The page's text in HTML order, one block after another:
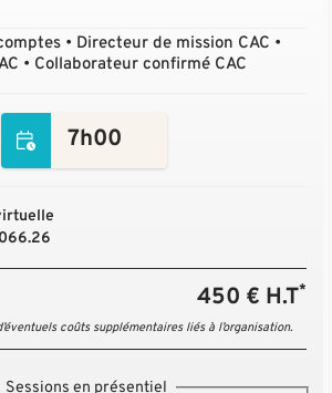
• Directeur de mission CAC •
• Collaborateur confirmé CAC
7h00
450 € H.T*
coûts supplémentaires liés à l’organisation.
Sessions en présentiel